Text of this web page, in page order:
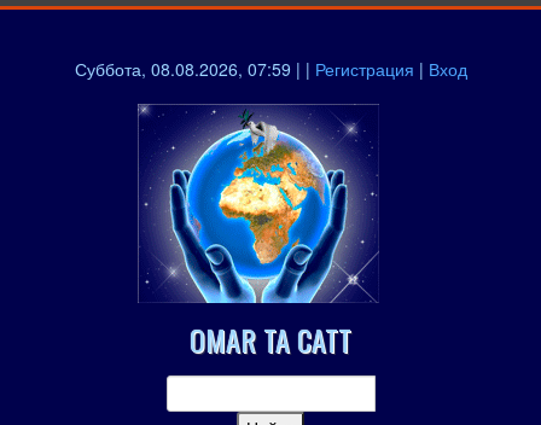
Суббота, 08.08.2026, 07:59 | | Регистрация | Вход
OMAR TA CATT